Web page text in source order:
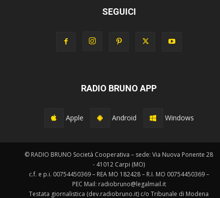
SEGUICI
RADIO BRUNO APP
Apple Android Windows
© RADIO BRUNO Società Cooperativa – sede: Via Nuova Ponente 28
- 41012 Carpi (MO)
c.f. e p.i. 00754450369 – REA MO 182428 – R.I. MO 00754450369 –
PEC Mail: radiobruno@legalmail.it
Testata giornalistica (dev.radiobruno.it) c/o Tribunale di Modena